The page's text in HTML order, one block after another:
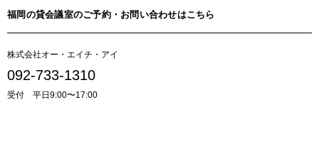
福岡の貸会議室のご予約・お問い合わせはこちら
株式会社オー・エイチ・アイ
092-733-1310
受付 平日9:00〜17:00